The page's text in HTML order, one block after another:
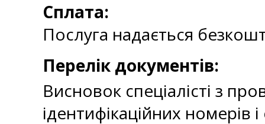
Сплата:
Послуга надається
Перелік документів:
Висновок спеціалісті з
ідентифікаційних номерів